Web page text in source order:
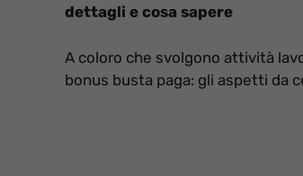
dettagli e cosa sapere
A coloro che svolgono attività
bonus busta paga: gli aspetti da